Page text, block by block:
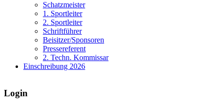
Schatzmeister
1. Sportleiter
2. Sportleiter
Schriftführer
Beisitzer/Sponsoren
Pressereferent
2. Techn. Kommissar
Einschreibung 2026
Login